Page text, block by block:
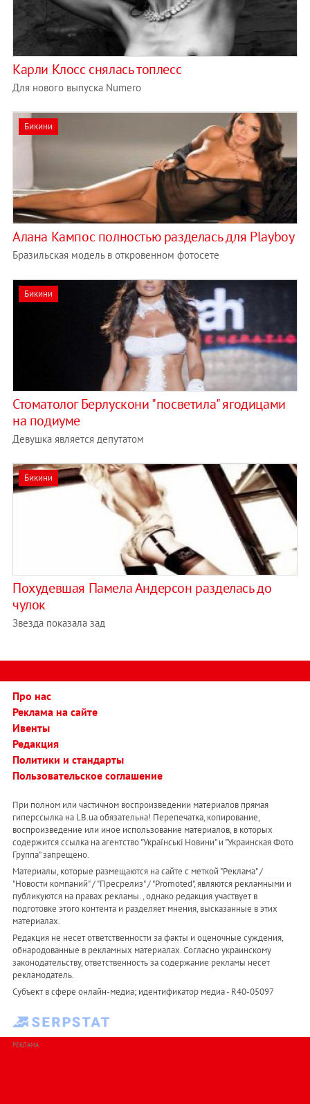
Карли Клосс снялась топлесс
Для нового выпуска Numero
Бикини
Алана Кампос полностью разделась для Playboy
Бразильская модель в откровенном фотосете
Бикини
Стоматолог Берлускони "посветила" ягодицами
на подиуме
Девушка является депутатом
Бикини
Похудевшая Памела Андерсон разделась до
чулок
Звезда показала зад
Про нас
Реклама на сайте
Ивенты
Редакция
Политики и стандарты
Пользовательское соглашение
При полном или частичном воспроизведении материалов прямая
гиперссылка на LB.ua обязательна! Перепечатка, копирование,
воспроизведение или иное использование материалов, в которых
содержится ссылка на агентство "Українськi Новини" и "Украинская Фото
Группа" запрещено.
Материалы, которые размещаются на сайте с меткой "Реклама" /
"Новости компаний" / "Пресрелиз" / "Promoted", являются рекламными и
публикуются на правах рекламы. , однако редакция участвует в
подготовке этого контента и разделяет мнения, высказанные в этих
материалах.
Редакция не несет ответственности за факты и оценочные суждения,
обнародованные в рекламных материалах. Согласно украинскому
законодательству, ответственность за содержание рекламы несет
рекламодатель.
Субъект в сфере онлайн-медиа; идентификатор медиа - R40-05097
РЕКЛАМА